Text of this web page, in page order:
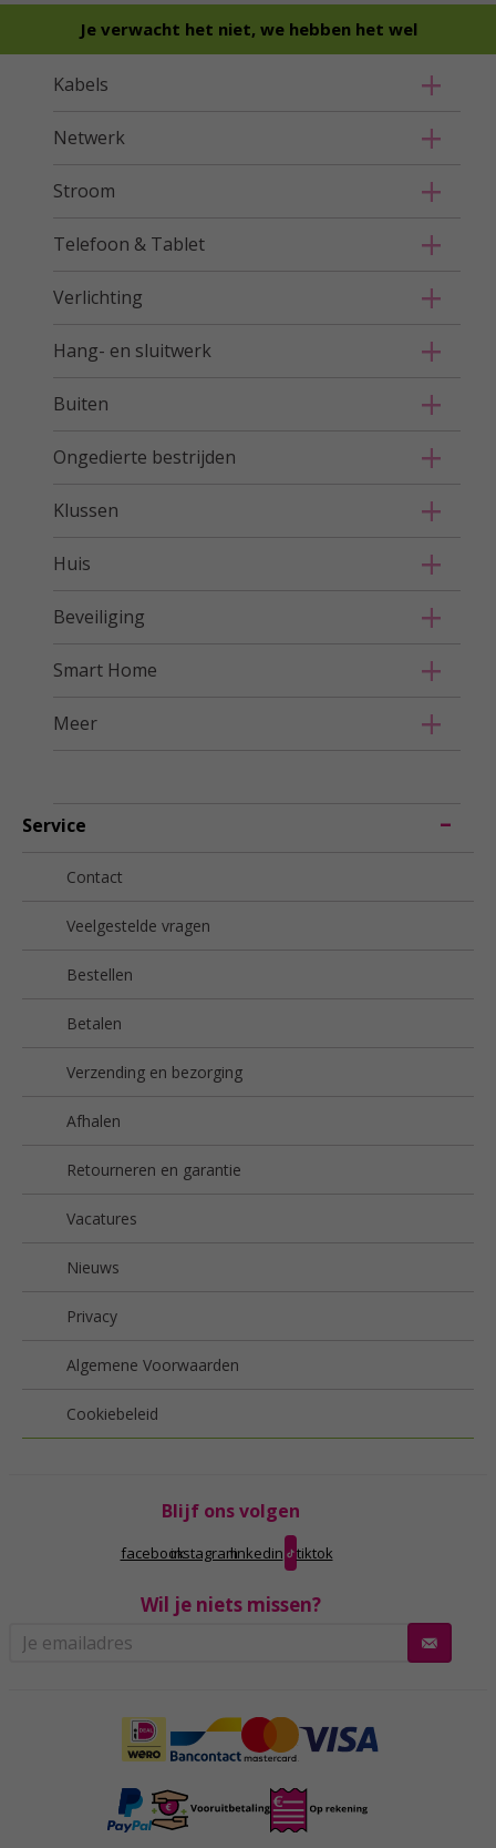
Je verwacht het niet, we hebben het wel
Kabels
Netwerk
Stroom
Telefoon & Tablet
Verlichting
Hang- en sluitwerk
Buiten
Ongedierte bestrijden
Klussen
Huis
Beveiliging
Smart Home
Meer
Service
Contact
Veelgestelde vragen
Bestellen
Betalen
Verzending en bezorging
Afhalen
Retourneren en garantie
Vacatures
Nieuws
Privacy
Algemene Voorwaarden
Cookiebeleid
Blijf ons volgen
facebookinstagramlinkedin tiktok
Wil je niets missen?